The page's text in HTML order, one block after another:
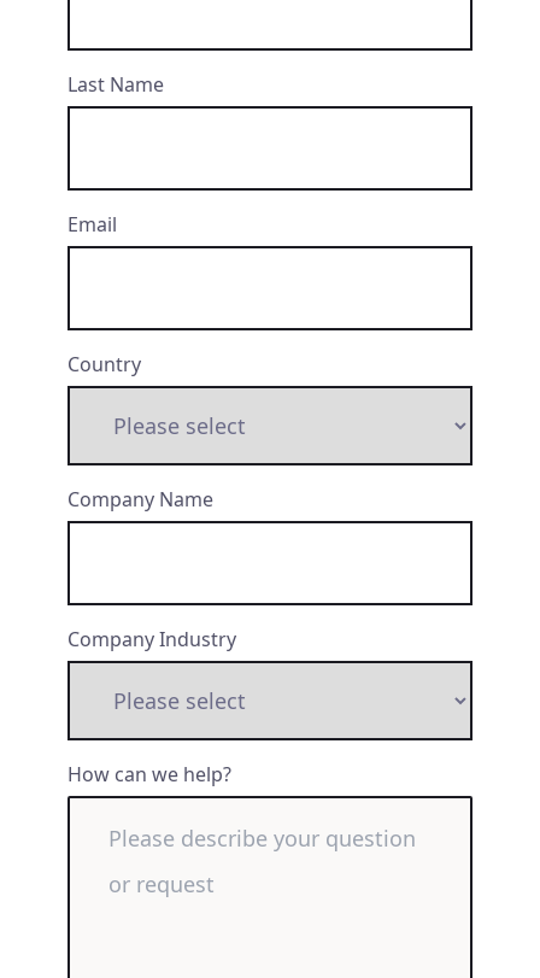
Last Name
Email
Country
Company Name
Company Industry
How can we help?